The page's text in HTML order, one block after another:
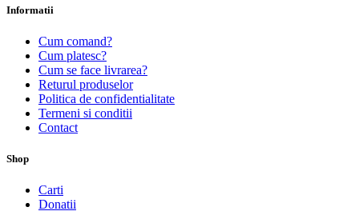
Informatii
Cum comand?
Cum platesc?
Cum se face livrarea?
Returul produselor
Politica de confidentialitate
Termeni si conditii
Contact
Shop
Carti
Donatii